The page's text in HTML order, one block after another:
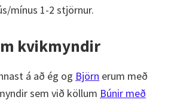
mínus 1-2 stjörnur.
kvikmyndir
á að ég og Björn erum með
sem við köllum Búnir með